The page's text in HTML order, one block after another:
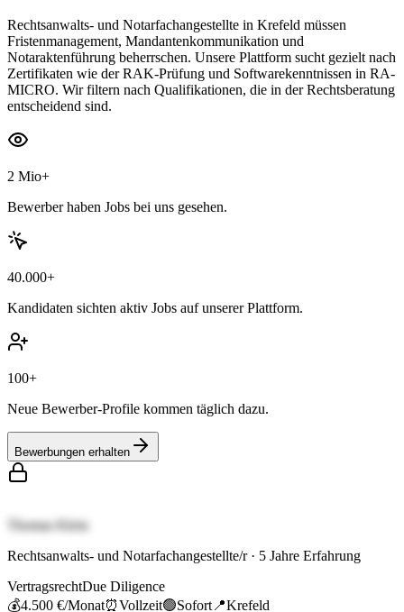
Rechtsanwalts- und Notarfachangestellte in Krefeld müssen
Fristenmanagement, Mandantenkommunikation und
Notaraktenführung beherrschen. Unsere Plattform sucht gezielt nach
Zertifikaten wie der RAK-Prüfung und Softwarekenntnissen in RA-
MICRO. Wir filtern nach Qualifikationen, die in der Rechtsberatung
entscheidend sind.
2 Mio+
Bewerber haben Jobs bei uns gesehen.
40.000+
Kandidaten sichten aktiv Jobs auf unserer Plattform.
100+
Neue Bewerber-Profile kommen täglich dazu.
Bewerbungen erhalten
Thomas Klein
Rechtsanwalts- und Notarfachangestellte/r· 5 Jahre Erfahrung
VertragsrechtDue Diligence
💰4.500 €/Monat⏰Vollzeit🟢Sofort 📍Krefeld